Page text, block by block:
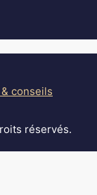
conseils
réservés.